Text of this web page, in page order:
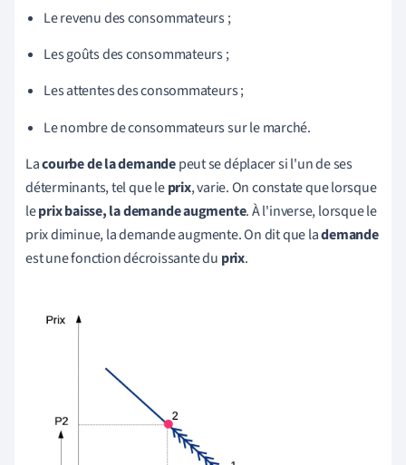
Le revenu des consommateurs ;
Les goûts des consommateurs ;
Les attentes des consommateurs ;
Le nombre de consommateurs sur le marché.
Lacourbe de la demandepeut se déplacer si l'un de ses
déterminants, tel que leprix, varie. On constate que lorsque
leprix baisse, la demande augmente. À l'inverse, lorsque le
prix diminue, la demande augmente. On dit que lademande
est une fonction décroissante du prix.